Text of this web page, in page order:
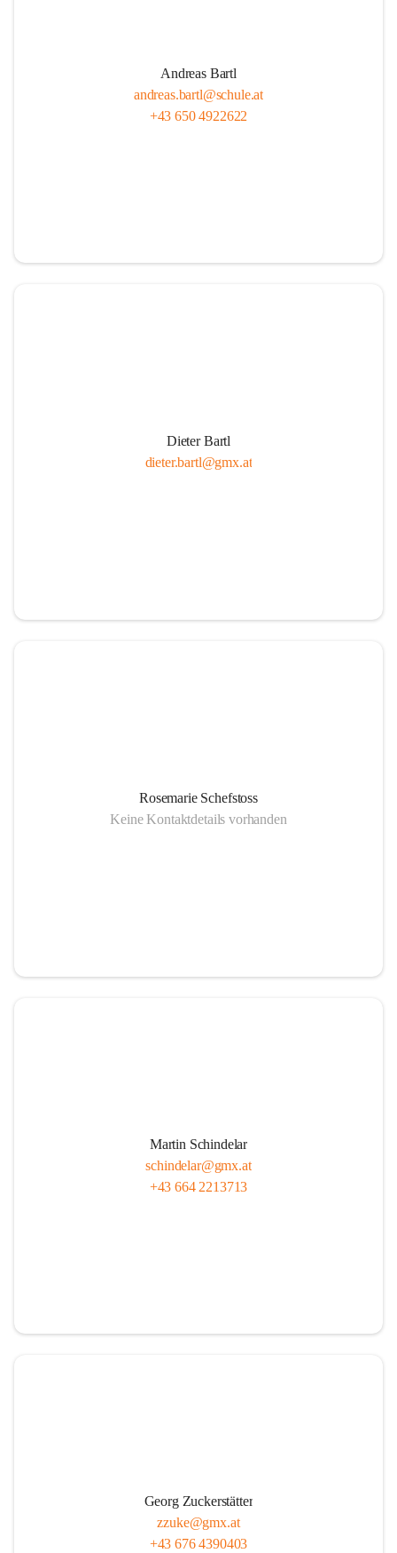
Andreas Bartl
andreas.bartl@schule.at
+43 650 4922622
Dieter Bartl
dieter.bartl@gmx.at
Rosemarie Schefstoss
Keine Kontaktdetails vorhanden
Martin Schindelar
schindelar@gmx.at
+43 664 2213713
Georg Zuckerstätter
zzuke@gmx.at
+43 676 4390403